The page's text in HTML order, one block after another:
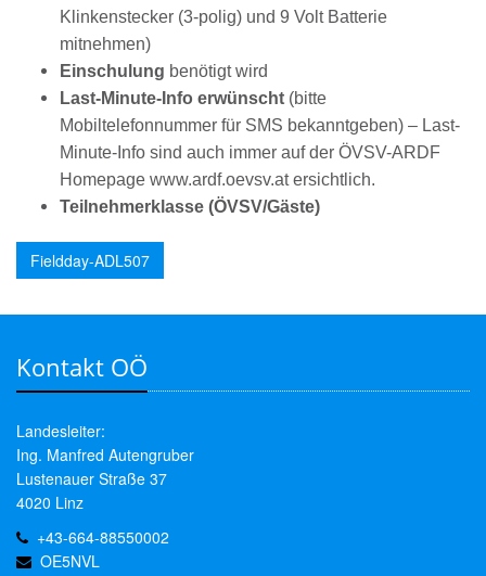
Klinkenstecker (3-polig) und 9 Volt Batterie
mitnehmen)
Einschulung benötigt wird
Last-Minute-Info erwünscht (bitte
Mobiltelefonnummer für SMS bekanntgeben) – Last-
Minute-Info sind auch immer auf der ÖVSV-ARDF
Homepage www.ardf.oevsv.atersichtlich.
Teilnehmerklasse (ÖVSV/Gäste)
Fieldday-ADL507
Kontakt OÖ
Landesleiter:
Ing. Manfred Autengruber
Lustenauer Straße 37
4020 Linz
+43-664-88550002
OE5NVL